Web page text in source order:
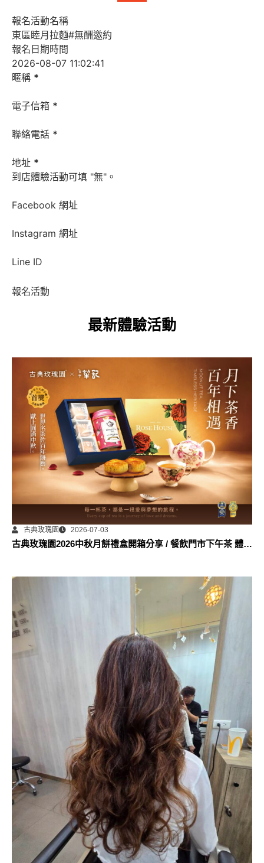
報名活動名稱
報名日期時間
暱稱 *
電子信箱 *
聯絡電話 *
地址 *
到店體驗活動可填 "無"。
Facebook 網址
Instagram 網址
Line ID
報名活動
最新體驗活動
古典玫瑰園 2026-07-03
古典玫瑰園2026中秋月餅禮盒開箱分享 / 餐飲門市下午茶 體驗